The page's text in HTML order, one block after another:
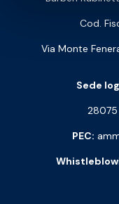
Cod.
Via Monte
Sede
28075
PEC: